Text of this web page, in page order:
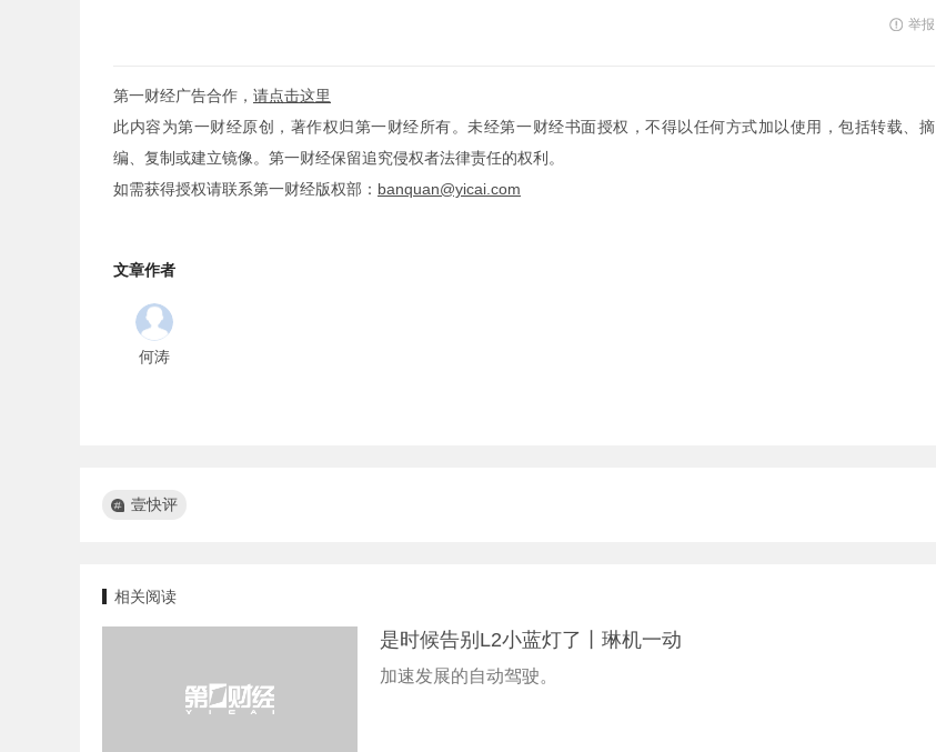
举报
第一财经广告合作， 请点击这里
此内容为第一财经原创，著作权归第一财经所有。未经第一财经书面授权，不得以任何方式加以使用，包括转载、摘
编、复制或建立镜像。第一财经保留追究侵权者法律责任的权利。
如需获得授权请联系第一财经版权部： banquan@yicai.com
文章作者
何涛
壹快评
相关阅读
是时候告别L2小蓝灯了丨琳机一动
加速发展的自动驾驶。